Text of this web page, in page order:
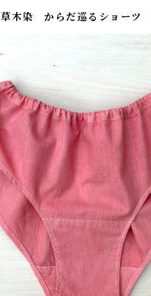
草木染 からだ巡るショーツ